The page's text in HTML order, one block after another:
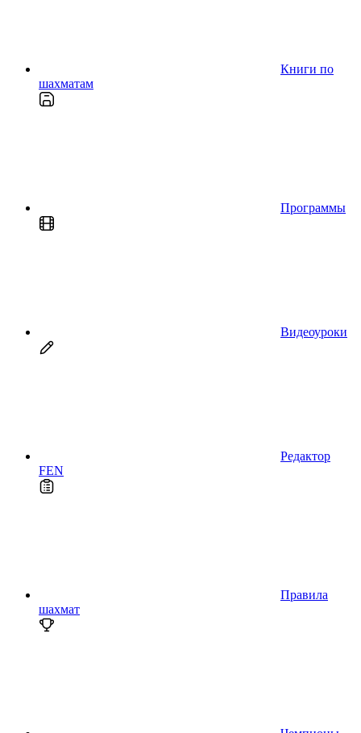
Книги по
шахматам
Программы
Видеоуроки
Редактор
FEN
Правила
шахмат